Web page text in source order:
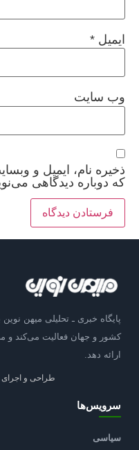
ایمیل *
وب‌ سایت
ذخیره نام، ایمیل و
که دوباره دیدگاهی
پایگاه خبری ـ تحلیلی میهن
کشور و جهان فعالیت می‌کند و
ارائه دهد.
طراحی و
سرویس‌ها
سیاسی